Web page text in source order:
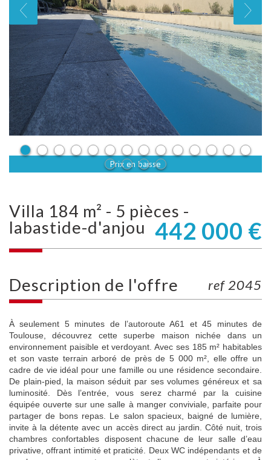
Prix en baisse
villa 184 m² - 5 pièces -
labastide-d'anjou 442 000 €
description de l'offre ref 2045
À seulement 5 minutes de l’autoroute A61 et 45 minutes de
Toulouse, découvrez cette superbe maison nichée dans un
environnement paisible et verdoyant. Avec ses 185 m² habitables
et son vaste terrain arboré de près de 5 000 m², elle offre un
cadre de vie idéal pour une famille ou une résidence secondaire.
De plain-pied, la maison séduit par ses volumes généreux et sa
luminosité. Dès l’entrée, vous serez charmé par la cuisine
équipée ouverte sur une salle à manger conviviale, parfaite pour
partager de bons repas. Le salon spacieux, baigné de lumière,
invite à la détente avec un accès direct au jardin. Côté nuit, trois
chambres confortables disposent chacune de leur salle d’eau
privative, offrant intimité et praticité. Deux WC indépendants et de